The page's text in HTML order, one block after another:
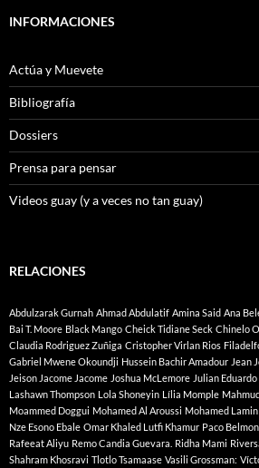
INFORMACIONES
Actúa y Muevete
Bibliografía
Dossiers
Prensa para pensar
Videos guay (y a veces no tan guay)
RELACIONES
Abdulzarak Gurnah Ahmad Abdulatif Amina Said Ana
Bai T. Moore Black Mango Cheick Tidiane Seck Chinelo
Claudia Rodriguez Zuñiga Cristopher Virlan Rios
Gabriel Mwene Okoundji Hussein Bachir Amadour Jean
Jeison Jacome Jacome Joshua McLemore Julian
Lashawn Thompson Lola Shoneyin Lília Momple
Moammed Doggui Mohamed Al Aroussi Mohamed
Nze Esono Ebale Omar Khaled Lutfi Khamur Paco
Rafeeat Aliyu Remo Candia Guevara. Ridha Mami
Shahram Khosravi Tlotlo Tsamaase Vasili Grossman: